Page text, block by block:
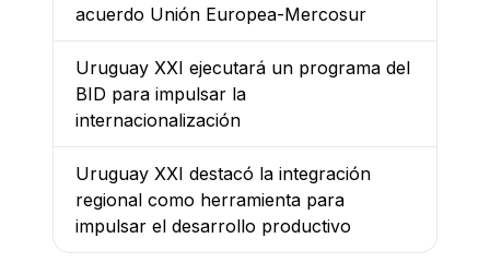
acuerdo Unión Europea-Mercosur
Uruguay XXI ejecutará un programa del
BID para impulsar la
internacionalización
Uruguay XXI destacó la integración
regional como herramienta para
impulsar el desarrollo productivo